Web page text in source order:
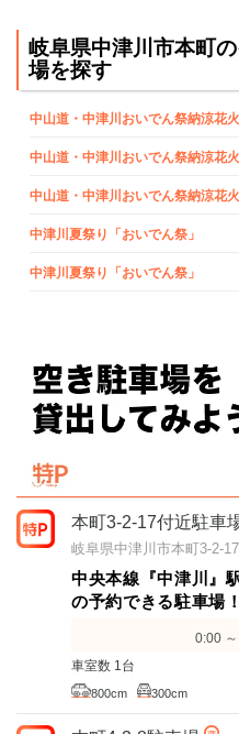
岐阜県中津川市本町
場を探す
中山道・中津川おいでん祭納涼花
中山道・中津川おいでん祭納涼花
中山道・中津川おいでん祭納涼花
中津川夏祭り「おいでん祭」
中津川夏祭り「おいでん祭」
本町3-2-17付近駐車
岐阜県中津川市本町3-2-
中央本線『中津川』
の予約できる駐車場！
0:00
車室数 1台
800cm 300cm